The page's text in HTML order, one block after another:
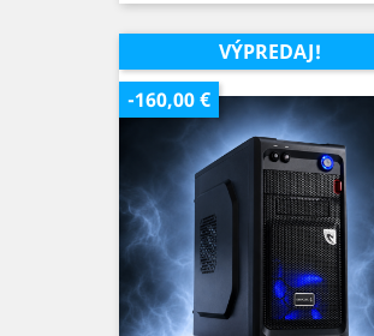
SKLADOM (1 kus)
VÝPREDAJ!
-160,00 €